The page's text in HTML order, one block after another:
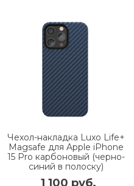
Чехол-накладка Luxo Life+
Magsafe для Apple iPhone
15 Pro карбоновый (черно-
синий в полоску)
1 100 руб.